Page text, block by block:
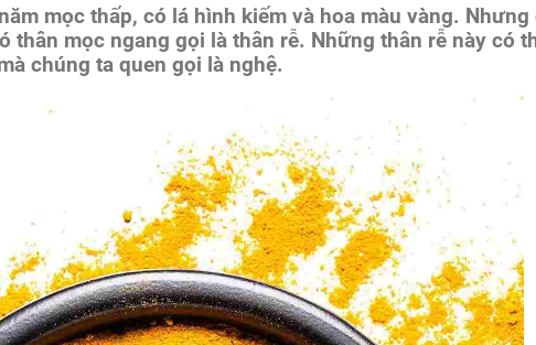
mọc thấp, có lá hình kiếm và hoa màu vàng.
thân mọc ngang gọi là thân rễ. Những thân rễ này có
chúng ta quen gọi là nghệ.